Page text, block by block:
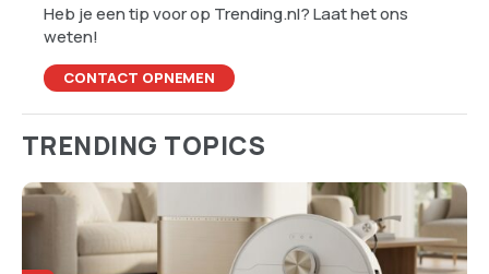
Heb je een tip voor op Trending.nl? Laat het ons
weten!
CONTACT OPNEMEN
TRENDING TOPICS